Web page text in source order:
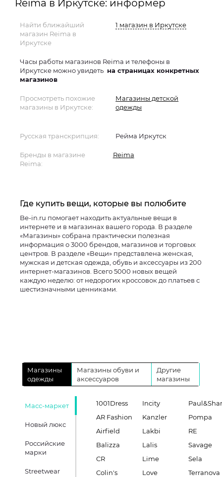
Reima в Иркутске: информер
Найти ближайший
магазин Reima в
Иркутске
1 магазин в Иркутске
Часы работы магазинов Reima и телефоны в
Иркутске можно увидеть на страницах конкретных
магазинов
Просмотреть похожие
магазины в Иркутске:
Магазины детской
одежды
Русская транскрипция: Рейма Иркутск
Бренды в магазине
Reima:
Reima
Где купить вещи, которые вы полюбите
Be-in.ru помогает находить актуальные вещи в
интернете и в магазинах вашего города. В разделе
«Магазины» собрана практически полезная
информация о 3000 брендов, магазинов и торговых
центров. В разделе «Вещи» представлена женская,
мужская и детская одежда, обувь и аксессуары из 200
интернет-магазинов. Всего 5000 новых вещей
каждую неделю: от недорогих кроссовок до платьев с
шестизначными ценниками.
Магазины
одежды
Магазины обуви и
аксессуаров
Другие
магазины
Масс-маркет
Новый люкс
Российские
марки
Streetwear
1001Dress
AR Fashion
Airfield
Balizza
CR
Colin's
Incity
Kanzler
Lakbi
Lalis
Lime
Love
Pompa
RE
Savage
Sela
Terranova